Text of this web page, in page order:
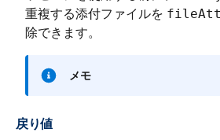
重複する添付ファイルを
除できます。
メモ
戻り値